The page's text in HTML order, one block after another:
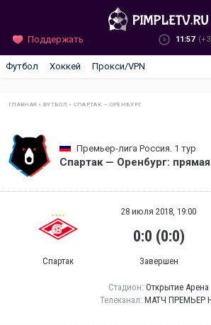
Поддержать 11:57
Футбол Хоккей Прокси/VPN
ГЛАВНАЯ »ФУТБОЛ » СПАРТАК — ОРЕНБУРГ
Премьер-лига Россия. 1 тур
Спартак — Оренбург:
Спартак
28 июля 2018, 19:00
0:0 (0:0)
Завершен
Стадион: Открытие Арена
Телеканал: МАТЧ ПРЕМЬЕР